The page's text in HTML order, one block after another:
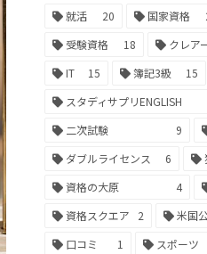
就活 20 国家資格
受験資格
18 クレア
IT
15 簿記3級 15
スタディサプリENGLISH
二次試験
9
ダブルライセンス
6
資格の大原
4
資格スクエア
2 米国
口コミ
1 スポーツ